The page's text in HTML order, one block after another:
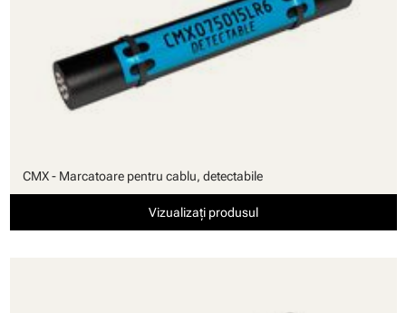
CMX - Marcatoare pentru cablu, detectabile
Vizualizați produsul